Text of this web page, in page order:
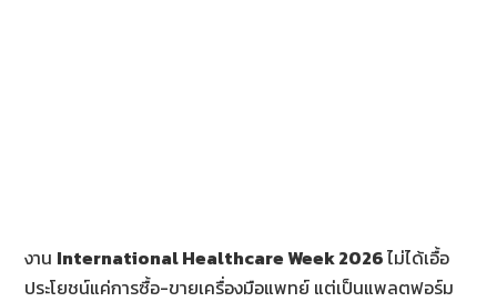
งาน International Healthcare Week 2026ไม่ได้เอื้อ
ประโยชน์แค่การซื้อ-ขายเครื่องมือแพทย์ แต่เป็นแพลตฟอร์ม